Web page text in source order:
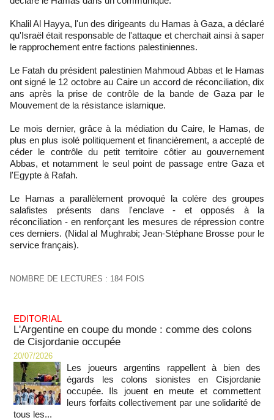
Khalil Al Hayya, l'un des dirigeants du Hamas à Gaza, a déclaré
qu'Israël était responsable de l'attaque et cherchait ainsi à saper
le rapprochement entre factions palestiniennes.
Le Fatah du président palestinien Mahmoud Abbas et le Hamas
ont signé le 12 octobre au Caire un accord de réconciliation, dix
ans après la prise de contrôle de la bande de Gaza par le
Mouvement de la résistance islamique.
Le mois dernier, grâce à la médiation du Caire, le Hamas, de
plus en plus isolé politiquement et financièrement, a accepté de
céder le contrôle du petit territoire côtier au gouvernement
Abbas, et notamment le seul point de passage entre Gaza et
l'Egypte à Rafah.
Le Hamas a parallèlement provoqué la colère des groupes
salafistes présents dans l'enclave - et opposés à la
réconciliation - en renforçant les mesures de répression contre
ces derniers. (Nidal al Mughrabi; Jean-Stéphane Brosse pour le
service français).
NOMBRE DE LECTURES : 184 FOIS
EDITORIAL
L'Argentine en coupe du monde : comme des colons
de Cisjordanie occupée
20/07/2026
Les joueurs argentins rappellent à bien des
égards les colons sionistes en Cisjordanie
occupée. Ils jouent en meute et commettent
leurs forfaits collectivement par une solidarité de
tous les...